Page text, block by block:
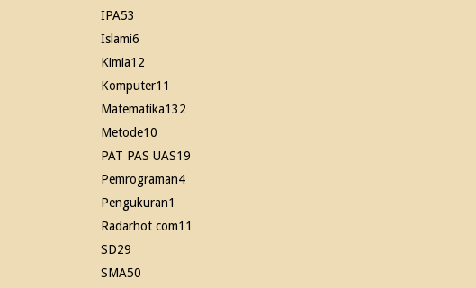
IPA53
Islami6
Kimia12
Komputer11
Matematika132
Metode10
PAT PAS UAS19
Pemrograman4
Pengukuran1
Radarhot com11
SD29
SMA50